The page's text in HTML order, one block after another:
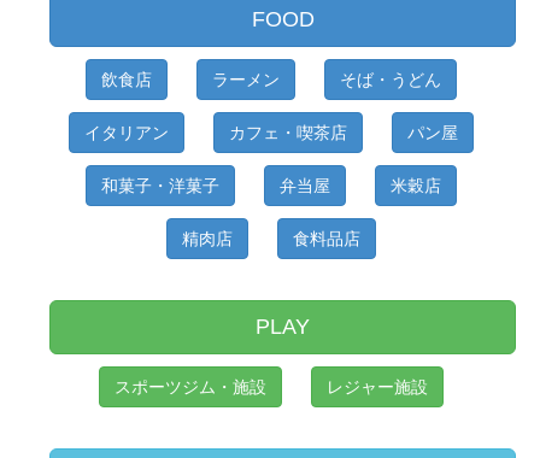
FOOD
飲食店 ラーメン そば・うどん
イタリアン カフェ・喫茶店 パン屋
和菓子・洋菓子 弁当屋 米穀店
精肉店 食料品店
PLAY
スポーツジム・施設 レジャー施設